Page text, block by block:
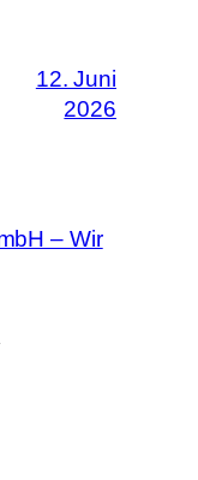
12. Juni
2026